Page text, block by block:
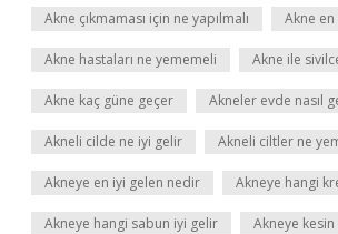
Akne çıkmaması için ne yapılmalı Akne en
Akne hastaları ne yememeli Akne ile
Akne kaç güne geçer Akneler evde nasıl
Akneli cilde ne iyi gelir Akneli ciltler ne
Akneye en iyi gelen nedir Akneye hangi
Akneye hangi sabun iyi gelir Akneye